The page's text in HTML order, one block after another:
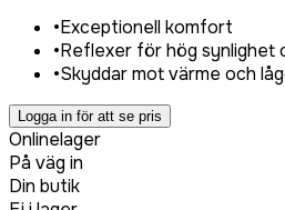
•Exceptionell komfort
•Reflexer för hög synlighet
•Skyddar mot värme och
Logga in för att se pris
Onlinelager
På väg in
Din butik